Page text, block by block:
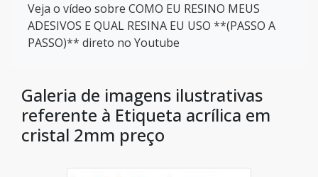
Veja o vídeo sobre COMO EU RESINO MEUS
ADESIVOS E QUAL RESINA EU USO **(PASSO A
PASSO)** direto no Youtube
Galeria de imagens ilustrativas
referente à Etiqueta acrílica em
cristal 2mm preço